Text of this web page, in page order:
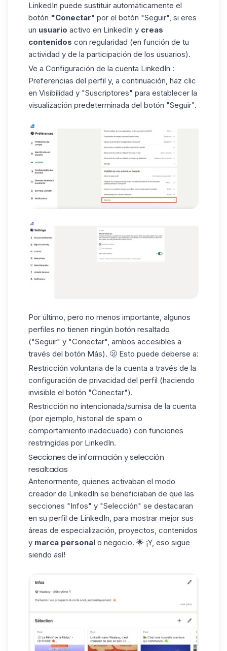
LinkedIn puede sustituir automáticamente el
botón "Conectar" por el botón "Seguir", si eres
un usuario activo en LinkedIn y creas
contenidos con regularidad (en función de tu
actividad y de la participación de los usuarios).
Ve a Configuración de la cuenta LinkedIn :
Preferencias del perfil y, a continuación, haz clic
en Visibilidad y "Suscriptores" para establecer la
visualización predeterminada del botón "Seguir".
Por último, pero no menos importante, algunos
perfiles no tienen ningún botón resaltado
("Seguir" y "Conectar", ambos accesibles a
través del botón Más). 🫢 Esto puede deberse a:
Restricción voluntaria de la cuenta a través de la
configuración de privacidad del perfil (haciendo
invisible el botón "Conectar").
Restricción no intencionada/sumisa de la cuenta
(por ejemplo, historial de spam o
comportamiento inadecuado) con funciones
restringidas por LinkedIn.
Secciones de información y selección
resaltadas
Anteriormente, quienes activaban el modo
creador de LinkedIn se beneficiaban de que las
secciones "Infos" y "Selección" se destacaran
en su perfil de LinkedIn, para mostrar mejor sus
áreas de especialización, proyectos, contenidos
y marca personal o negocio. 🌟 ¡Y, eso sigue
siendo así!